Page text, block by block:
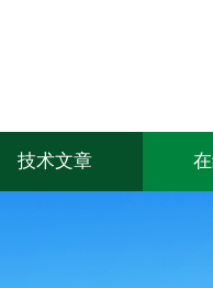
技术文章